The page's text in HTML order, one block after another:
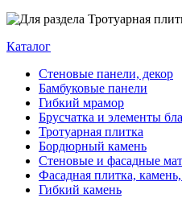
Каталог
Стеновые панели, декор
Бамбуковые панели
Гибкий мрамор
Брусчатка и элементы
Тротуарная плитка
Бордюрный камень
Стеновые и фасадные
Фасадная плитка,
Гибкий камень